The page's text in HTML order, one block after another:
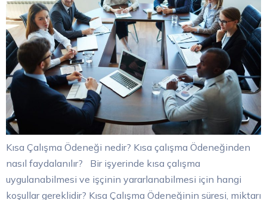
Kısa Çalışma Ödeneği nedir? Kısa çalışma Ödeneğinden
nasıl faydalanılır? Bir işyerinde kısa çalışma
uygulanabilmesi ve işçinin yararlanabilmesi için hangi
koşullar gereklidir? Kısa Çalışma Ödeneğinin süresi, miktarı